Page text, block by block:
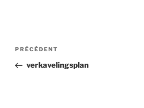
Navigation
l’article
Article
précédent
PRÉCÉDENT
verkavelingsplan